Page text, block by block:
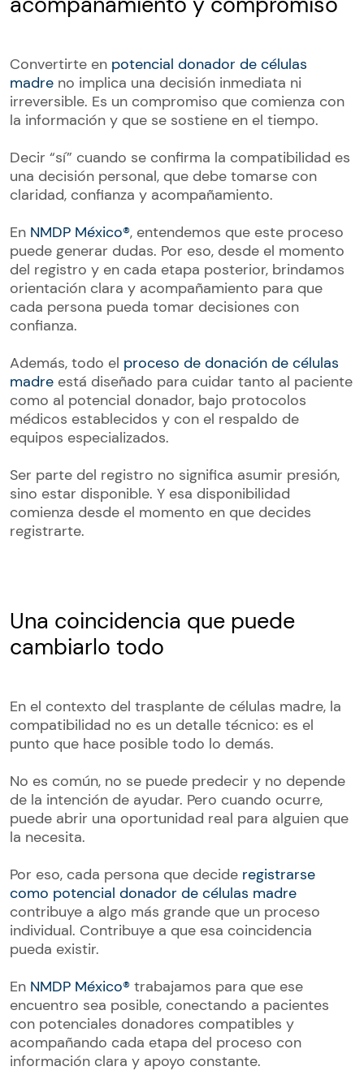
Convertirte en potencial donador de células
madre no implica una decisión inmediata ni
irreversible. Es un compromiso que comienza con
la información y que se sostiene en el tiempo.
Decir “sí” cuando se confirma la compatibilidad es
una decisión personal, que debe tomarse con
claridad, confianza y acompañamiento.
En NMDP México®, entendemos que este proceso
puede generar dudas. Por eso, desde el momento
del registro y en cada etapa posterior, brindamos
orientación clara y acompañamiento para que
cada persona pueda tomar decisiones con
confianza.
Además, todo el proceso de donación de células
madre está diseñado para cuidar tanto al paciente
como al potencial donador, bajo protocolos
médicos establecidos y con el respaldo de
equipos especializados.
Ser parte del registro no significa asumir presión,
sino estar disponible. Y esa disponibilidad
comienza desde el momento en que decides
registrarte.
Una coincidencia que puede
cambiarlo todo
En el contexto del trasplante de células madre, la
compatibilidad no es un detalle técnico: es el
punto que hace posible todo lo demás.
No es común, no se puede predecir y no depende
de la intención de ayudar. Pero cuando ocurre,
puede abrir una oportunidad real para alguien que
la necesita.
Por eso, cada persona que decide registrarse
como potencial donador de células madre
contribuye a algo más grande que un proceso
individual. Contribuye a que esa coincidencia
pueda existir.
En NMDP México® trabajamos para que ese
encuentro sea posible, conectando a pacientes
con potenciales donadores compatibles y
acompañando cada etapa del proceso con
información clara y apoyo constante.